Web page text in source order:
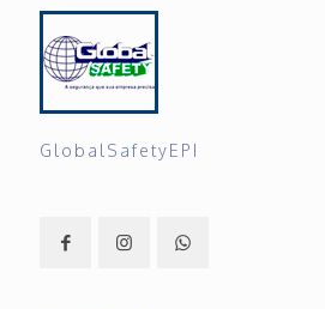
GlobalSafetyEPI